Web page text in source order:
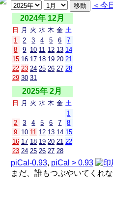
＜今
2024年 12月
日 月 火 水 木 金 土
1
2 3 4 5 6
7
8
9 10 11 12 13 14
15 16 17 18 19 20 21
22 23 24 25 26 27 28
29 30 31
2025年 2月
日 月 火 水 木 金 土
1
2
3 4 5 6 7
8
9 10 11 12 13 14 15
16 17 18 19 20 21 22
23 24 25 26 27 28
piCal-0.93, piCal > 0.93
まだ、誰もつぶやいてくれ